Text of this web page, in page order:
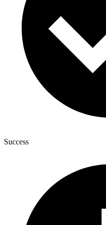
Success